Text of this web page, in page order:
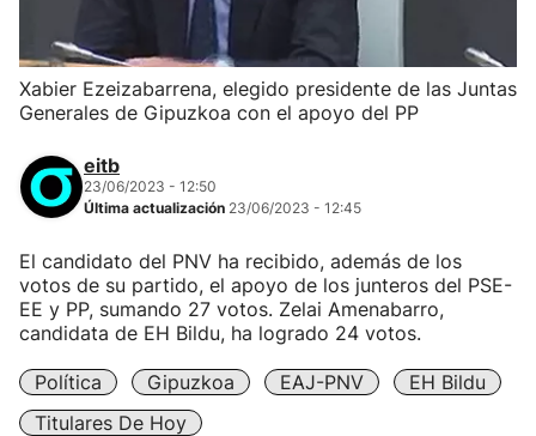
Xabier Ezeizabarrena, elegido presidente de las Juntas
Generales de Gipuzkoa con el apoyo del PP
eitb
23/06/2023 - 12:50
Última actualización 23/06/2023 - 12:45
El candidato del PNV ha recibido, además de los
votos de su partido, el apoyo de los junteros del PSE-
EE y PP, sumando 27 votos. Zelai Amenabarro,
candidata de EH Bildu, ha logrado 24 votos.
Política Gipuzkoa EAJ-PNV
EH Bildu
Titulares De Hoy